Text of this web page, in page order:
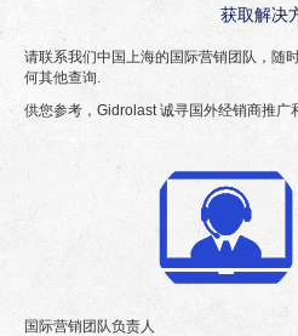
获取解决
请联系我们中国上海的国际营销团队，随
何其他查询.
供您参考，Gidrolast 诚寻国外经销商推广
国际营销团队负责人